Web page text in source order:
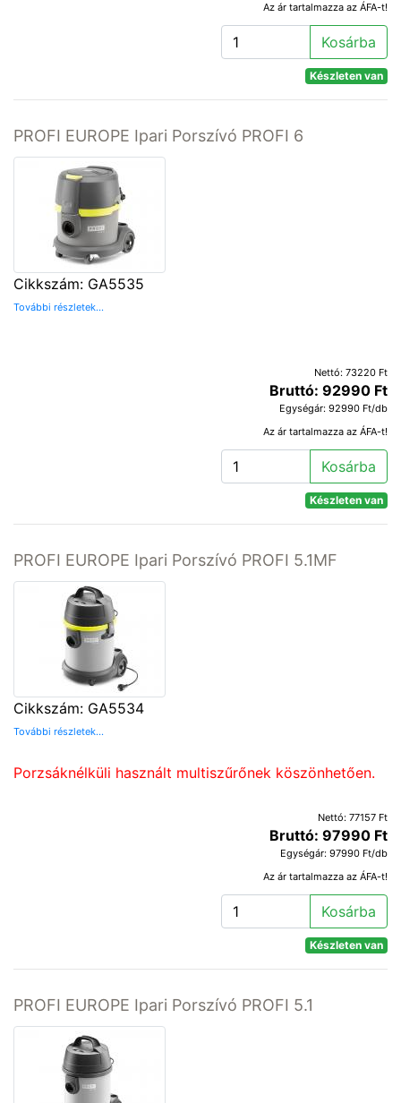
Az ár tartalmazza az ÁFA-t!
Kosárba
Készleten van
PROFI EUROPE Ipari Porszívó PROFI 6
Cikkszám: GA5535
További részletek...
Nettó: 73220 Ft
Bruttó: 92990 Ft
Egységár: 92990 Ft/db
Az ár tartalmazza az ÁFA-t!
Kosárba
Készleten van
PROFI EUROPE Ipari Porszívó PROFI 5.1MF
Cikkszám: GA5534
További részletek...
Porzsáknélküli használt multiszűrőnek köszönhetően.
Nettó: 77157 Ft
Bruttó: 97990 Ft
Egységár: 97990 Ft/db
Az ár tartalmazza az ÁFA-t!
Kosárba
Készleten van
PROFI EUROPE Ipari Porszívó PROFI 5.1